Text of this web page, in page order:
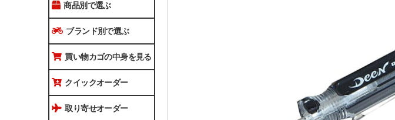
商品別で選ぶ
ブランド別で選ぶ
買い物カゴの中身を見る
クイックオーダー
取り寄せオーダー